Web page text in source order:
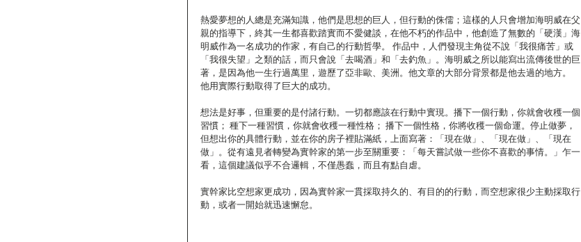
熱愛夢想的人總是充滿知識，他們是思想的巨人，但行動的侏儒；這樣的人只會增加海明威在父
親的指導下，終其一生都喜歡踏實而不愛健談，在他不朽的作品中，他創造了無數的「硬漢」海
明威作為一名成功的作家，有自己的行動哲學。 作品中，人們發現主角從不說「我很痛苦」或
「我很失望」之類的話，而只會說「去喝酒」和「去釣魚」。海明威之所以能寫出流傳後世的巨
著，是因為他一生行過萬里，遊歷了亞非歐、美洲。他文章的大部分背景都是他去過的地方。
他用實際行動取得了巨大的成功。
想法是好事，但重要的是付諸行動。一切都應該在行動中實現。播下一個行動，你就會收穫一個
習慣； 種下一種習慣，你就會收穫一種性格； 播下一個性格，你將收穫一個命運。停止做夢，
但想出你的具體行動，並在你的房子裡貼滿紙，上面寫著：「現在做」、「現在做」、「現在
做」。從有遠見者轉變為實幹家的第一步至關重要：「每天嘗試做一些你不喜歡的事情。」乍一
看，這個建議似乎不合邏輯，不僅愚蠢，而且有點自虐。
實幹家比空想家更成功，因為實幹家一貫採取持久的、有目的的行動，而空想家很少主動採取行
動，或者一開始就迅速懈怠。